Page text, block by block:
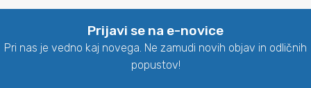
Prijavi se na e-novice
Pri nas je vedno kaj novega. Ne zamudi novih objav in odličnih
popustov!